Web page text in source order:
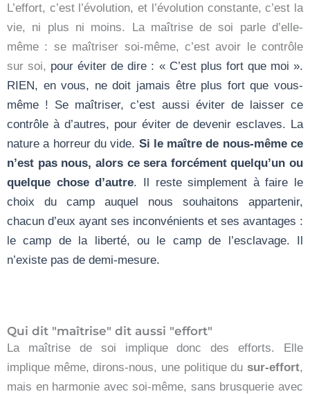
L’effort, c’est l’évolution, et l’évolution constante, c’est la
vie, ni plus ni moins. La maîtrise de soi parle d’elle-
même : se maîtriser soi-même, c’est avoir le contrôle
sur soi, pour éviter de dire : « C’est plus fort que moi ».
RIEN, en vous, ne doit jamais être plus fort que vous-
même ! Se maîtriser, c’est aussi éviter de laisser ce
contrôle à d’autres, pour éviter de devenir esclaves. La
nature a horreur du vide. Si le maître de nous-même ce
n’est pas nous, alors ce sera forcément quelqu’un ou
quelque chose d’autre. Il reste simplement à faire le
choix du camp auquel nous souhaitons appartenir,
chacun d’eux ayant ses inconvénients et ses avantages :
le camp de la liberté, ou le camp de l’esclavage. Il
n’existe pas de demi-mesure.
Qui dit "maîtrise" dit aussi "effort"
La maîtrise de soi implique donc des efforts. Elle
implique même, dirons-nous, une politique du sur-effort,
mais en harmonie avec soi-même, sans brusquerie avec